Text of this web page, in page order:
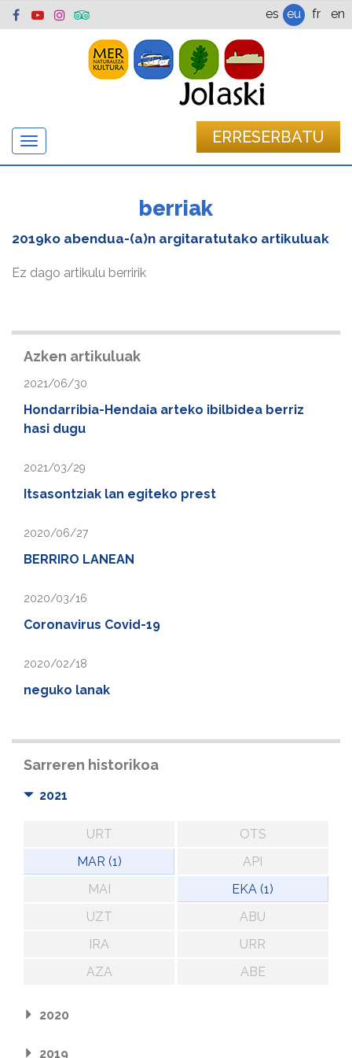
es eu fr en
ERRESERBATU
Nabigazioa
erakutsi/ezkutatu
berriak
2019ko abendua-(a)n argitaratutako artikuluak
Ez dago artikulu berririk
Azken artikuluak
2021/06/30
Hondarribia-Hendaia arteko ibilbidea berriz
hasi dugu
2021/03/29
Itsasontziak lan egiteko prest
2020/06/27
BERRIRO LANEAN
2020/03/16
Coronavirus Covid-19
2020/02/18
neguko lanak
Sarreren historikoa
2021
URT
OTS
MAR (1)
API
MAI
EKA (1)
UZT
ABU
IRA
URR
AZA
ABE
2020
2019